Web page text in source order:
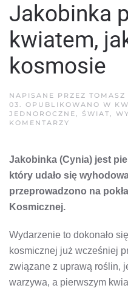
Jakobinka
kwiatem,
kosmosie
NAPISANE PRZEZ TOMASZ
03. OPUBLIKOWANO W
JEDNOROCZNE, ŚWIAT,
KOMENTARZY
JAKI
W
Jakobinka (Cynia) jest
który udało się
przeprowadzono na
Kosmicznej.
Wydarzenie to dokonało
kosmicznej już wcześniej
związane z uprawą roślin,
warzywa, a pierwszym